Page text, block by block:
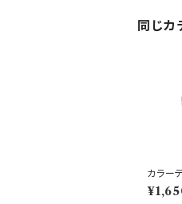
同じカ
カラー
鉢 ウェーブSSS 4号 お
しゃれ